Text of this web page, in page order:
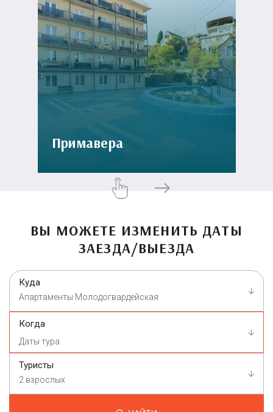
Примавера
ВЫ МОЖЕТЕ ИЗМЕНИТЬ ДАТЫ
ЗАЕЗДА/ВЫЕЗДА
Куда
Апартаменты Молодогвардейская
Когда
Туристы
2 взрослых